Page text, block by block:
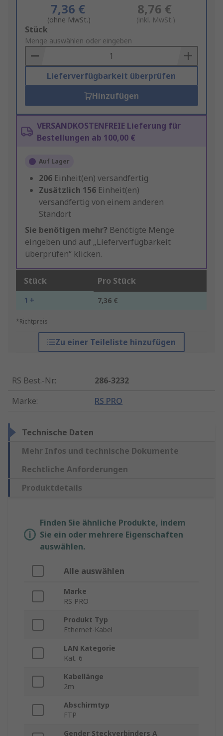
7,36 €
(ohne MwSt.)
8,76 €
(inkl. MwSt.)
Add
to
Basket
Stück
Menge auswählen oder eingeben
Lieferverfügbarkeit überprüfen
Hinzufügen
VERSANDKOSTENFREIE Lieferung für
Bestellungen ab 100,00 €
Auf Lager
206 Einheit(en) versandfertig
Zusätzlich 156 Einheit(en)
versandfertig von einem anderen
Standort
Sie benötigen mehr? Benötigte Menge
eingeben und auf „Lieferverfügbarkeit
überprüfen“ klicken.
Stück Pro Stück
1 + 7,36 €
*Richtpreis
Zu einer Teileliste hinzufügen
RS Best.-Nr.:
286-3232
Marke: RS PRO
Technische Daten
Mehr Infos und technische Dokumente
Rechtliche Anforderungen
Produktdetails
Finden Sie ähnliche Produkte, indem
Sie ein oder mehrere Eigenschaften
auswählen.
Alle auswählen
Marke
RS PRO
Produkt Typ
Ethernet-Kabel
LAN Kategorie
Kat. 6
Kabellänge
2m
Abschirmtyp
FTP
Gender Steckverbinders A